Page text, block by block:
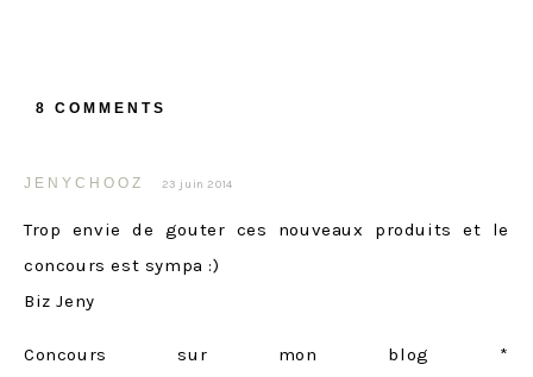
8 COMMENTS
JENYCHOOZ 23 juin 2014
Trop envie de gouter ces nouveaux produits et le
concours est sympa :)
Biz Jeny
Concours sur mon blog *